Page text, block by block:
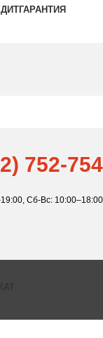
ГАРАНТИЯ
752-754
Сб-Вс: 10:00–18:00